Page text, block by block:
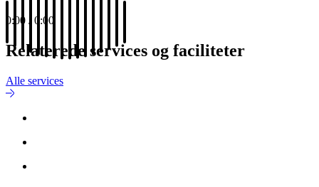
0:00 / 0:00
Relaterede services og faciliteter
Alle services